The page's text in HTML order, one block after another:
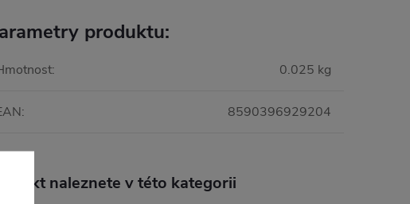
produktu:
: 0.025 kg
: 8590396929204
naleznete v této kategorii